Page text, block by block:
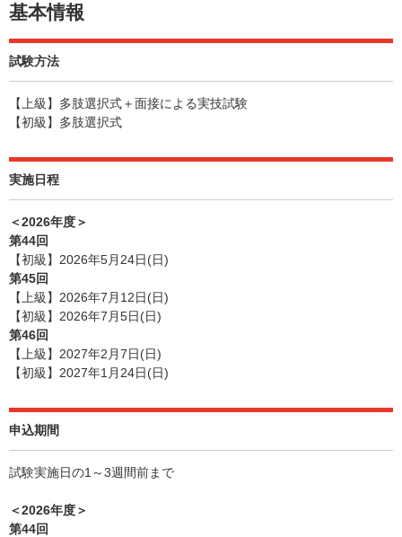
基本情報
試験方法
【上級】多肢選択式＋面接による実技試験
【初級】多肢選択式
実施日程
＜2026年度＞
第44回
【初級】2026年5月24日(日)
第45回
【上級】2026年7月12日(日)
【初級】2026年7月5日(日)
第46回
【上級】2027年2月7日(日)
【初級】2027年1月24日(日)
申込期間
試験実施日の1～3週間前まで
＜2026年度＞
第44回